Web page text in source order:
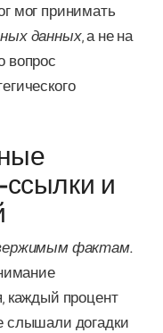
мог принимать
данных, а не на
вопрос
и
фактам.
каждый процент
слышали догадки